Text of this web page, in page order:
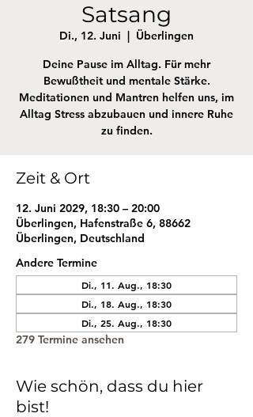
Satsang
Di., 12. Juni
  |
Überlingen
Deine Pause im Alltag. Für mehr
Bewußtheit und mentale Stärke.
Meditationen und Mantren helfen uns, im
Alltag Stress abzubauen und innere Ruhe
zu finden.
Zeit & Ort
12. Juni 2029, 18:30 – 20:00
Überlingen, Hafenstraße 6, 88662
Überlingen, Deutschland
Andere Termine
Di., 11. Aug., 18:30
Di., 18. Aug., 18:30
Di., 25. Aug., 18:30
279 Termine ansehen
Wie schön, dass du hier
bist!